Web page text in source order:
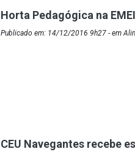
Horta Pedagógica na
Publicado em: 14/12/2016 9h27 - em
CEU Navegantes recebe